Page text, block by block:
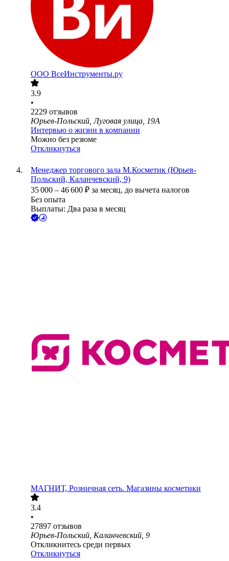
ООО ВсеИнструменты.ру
3.9
•
2229 отзывов
Юрьев-Польский, Луговая улица, 19А
Интервью о жизни в компании
Можно без резюме
Откликнуться
Менеджер торгового зала М.Косметик (Юрьев-
Польский, Каланчевский, 9)
35 000 – 46 600 ₽ за месяц, до вычета налогов
Без опыта
Выплаты: Два раза в месяц
МАГНИТ, Розничная сеть. Магазины косметики
3.4
•
27897 отзывов
Юрьев-Польский, Каланчевский, 9
Откликнитесь среди первых
Откликнуться